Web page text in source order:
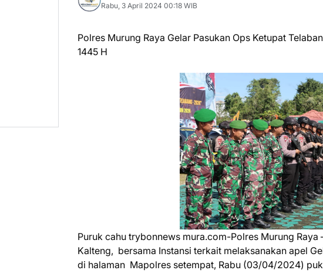
Rabu, 3 April 2024 00:18 WIB
Polres Murung Raya Gelar Pasukan Ops Ketupat
1445 H
Puruk cahu trybonnews mura.com-Polres Murung Raya
Kalteng, bersama Instansi terkait melaksanakan apel
di halaman Mapolres setempat, Rabu (03/04/2024)